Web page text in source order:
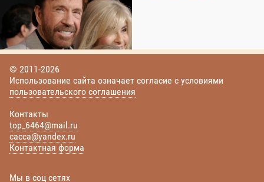
© 2011-2026
Использование сайта означает согласие с условиями
пользовательского соглашения
Контакты
top_6464@mail.ru
cacca@yandex.ru
Контактная форма
Мы в соц сетях